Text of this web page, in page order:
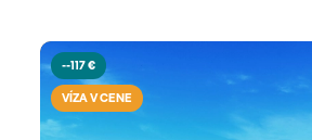
--117 €
VÍZA V CENE